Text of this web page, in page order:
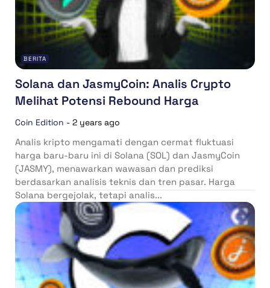
BERITA
Solana dan JasmyCoin: Analis Crypto
Melihat Potensi Rebound Harga
Coin Edition - 2 years ago
Analis kripto mengamati dengan cermat fluktuasi
harga baru-baru ini di Solana (SOL) dan JasmyCoin
(JASMY), menawarkan wawasan dan prediksi
berdasarkan analisis teknis dan tren pasar. Harga
Solana bergejolak, tetapi analis...